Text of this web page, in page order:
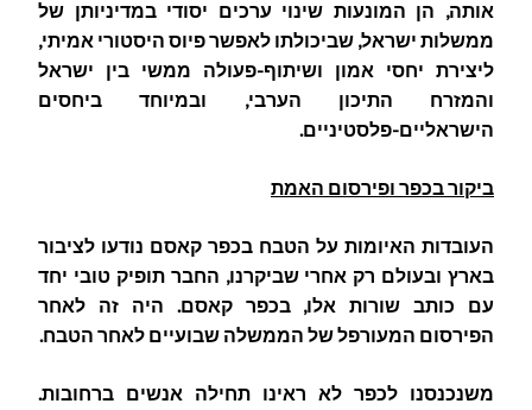
אותה, הן המונעות שינוי ערכים יסודי במדיניותן של
ממשלות ישראל, שביכולתו לאפשר פיוס היסטורי אמיתי,
ליצירת יחסי אמון ושיתוף-פעולה ממשי בין ישראל
והמזרח התיכון הערבי, ובמיוחד ביחסים
הישראליים-פלסטיניים.
ביקור בכפר ופירסום האמת
העובדות האיומות על הטבח בכפר קאסם נודעו לציבור
בארץ ובעולם רק אחרי שביקרנו, החבר תופיק טובי יחד
עם כותב שורות אלו, בכפר קאסם. היה זה לאחר
הפירסום המעורפל של הממשלה שבועיים לאחר הטבח.
משנכנסנו לכפר לא ראינו תחילה אנשים ברחובות.